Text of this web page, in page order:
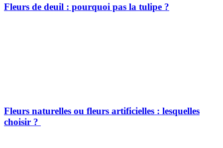
Fleurs de deuil : pourquoi pas la tulipe ?
Fleurs naturelles ou fleurs artificielles : lesquelles
choisir ?